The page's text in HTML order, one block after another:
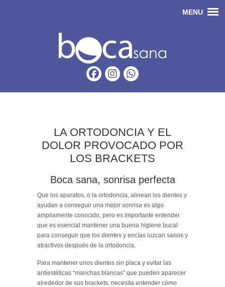
LA ORTODONCIA Y EL
DOLOR PROVOCADO POR
LOS BRACKETS
Boca sana, sonrisa perfecta
Que los aparatos, o la ortodoncia, alinean los dientes y
ayudan a conseguir una mejor sonrisa es algo
ampliamente conocido, pero es importante entender
que es esencial mantener una buena higiene bucal
para conseguir que los dientes y encías luzcan sanos y
atractivos después de la ortodoncia.
Para mantener unos dientes sin placa y evitar las
antiestéticas “manchas blancas” que pueden aparecer
alrededor de sus brackets, necesita entender cómo